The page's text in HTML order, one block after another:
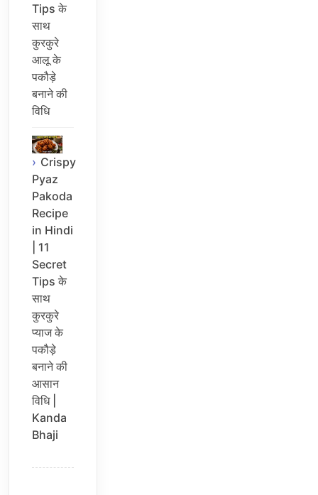
Tips के
साथ
कुरकुरे
आलू के
पकौड़े
बनाने की
विधि
Crispy
Pyaz
Pakoda
Recipe
in Hindi
| 11
Secret
Tips के
साथ
कुरकुरे
प्याज के
पकौड़े
बनाने की
आसान
विधि |
Kanda
Bhaji